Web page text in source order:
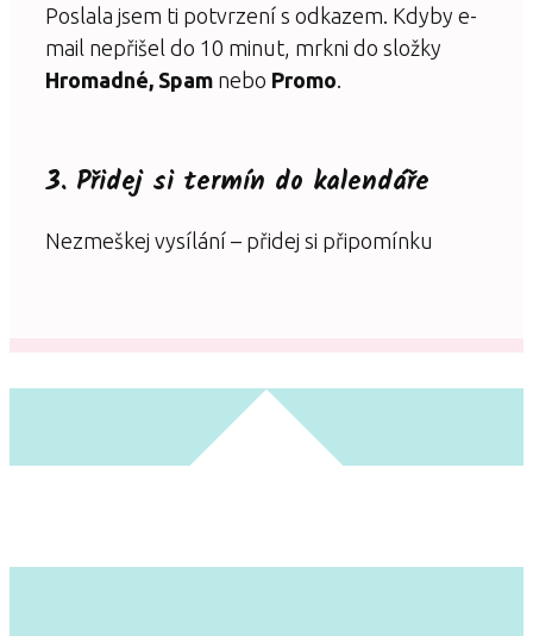
Poslala jsem ti potvrzení s odkazem. Kdyby e-
mail nepřišel do 10 minut, mrkni do složky
Hromadné, Spam nebo Promo.
3. Přidej si termín do kalendáře
Nezmeškej vysílání – přidej si připomínku